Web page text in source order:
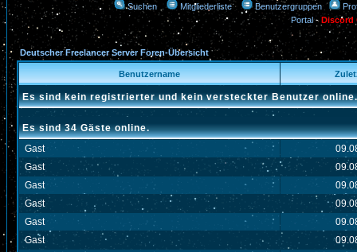
Suchen Mitgliederliste Benutzergruppen
Portal-Discord
Deutscher Freelancer Server Foren-Übersicht
Benutzername
Es sind kein registrierter und kein versteckter Benutzer online.
Es sind 34 Gäste online.
Gast
Gast
Gast
Gast
Gast
Gast